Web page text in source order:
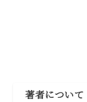
著者について